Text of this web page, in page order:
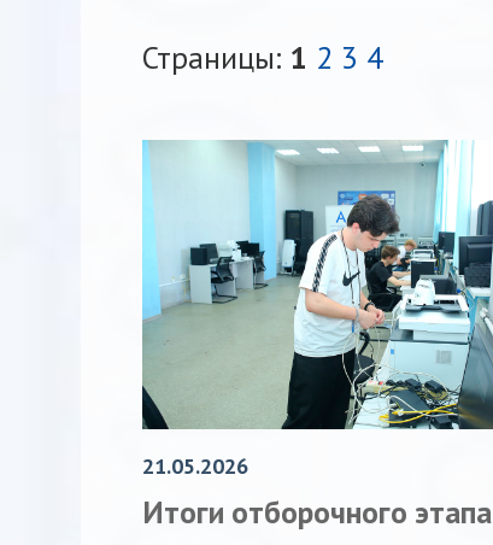
Страницы: 1 2 3 4
21.05.2026
Итоги отборочного этапа